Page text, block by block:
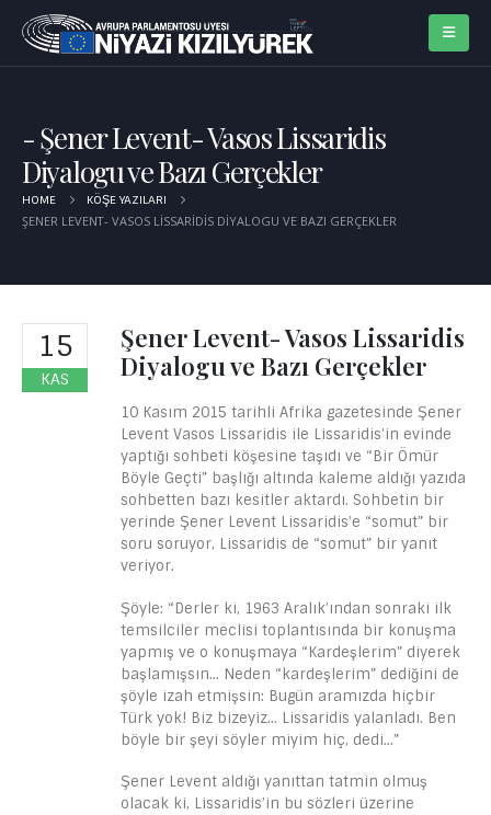
Şener Levent- Vasos Lissaridis
Diyalogu ve Bazı Gerçekler
HOME KÖŞE YAZILARI
ŞENER LEVENT- VASOS LISSARIDIS DIYALOGU VE BAZI GERÇEKLER
15
KAS
Şener Levent- Vasos Lissaridis
Diyalogu ve Bazı Gerçekler
10 Kasım 2015 tarihli Afrika gazetesinde Şener
Levent Vasos Lissaridis ile Lissaridis’in evinde
yaptığı sohbeti köşesine taşıdı ve “Bir Ömür
Böyle Geçti” başlığı altında kaleme aldığı yazıda
sohbetten bazı kesitler aktardı. Sohbetin bir
yerinde Şener Levent Lissaridis’e “somut” bir
soru soruyor, Lissaridis de “somut” bir yanıt
veriyor.
Şöyle: “Derler ki, 1963 Aralık’ından sonraki ilk
temsilciler meclisi toplantısında bir konuşma
yapmış ve o konuşmaya “Kardeşlerim” diyerek
başlamışsın… Neden “kardeşlerim” dediğini de
şöyle izah etmişsin: Bugün aramızda hiçbir
Türk yok! Biz bizeyiz… Lissaridis yalanladı. Ben
böyle bir şeyi söyler miyim hiç, dedi…”
Şener Levent aldığı yanıttan tatmin olmuş
olacak ki, Lissaridis’in bu sözleri üzerine